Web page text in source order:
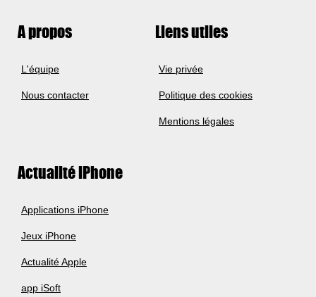
A propos
L'équipe
Nous contacter
Liens utiles
Vie privée
Politique des cookies
Mentions légales
Actualité iPhone
Applications iPhone
Jeux iPhone
Actualité Apple
app iSoft